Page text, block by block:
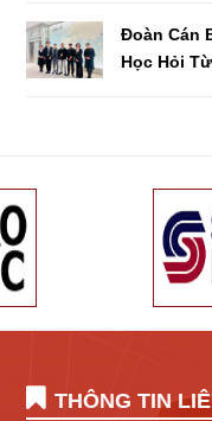
Đoàn Cán
Học Hỏi
THÔNG TIN